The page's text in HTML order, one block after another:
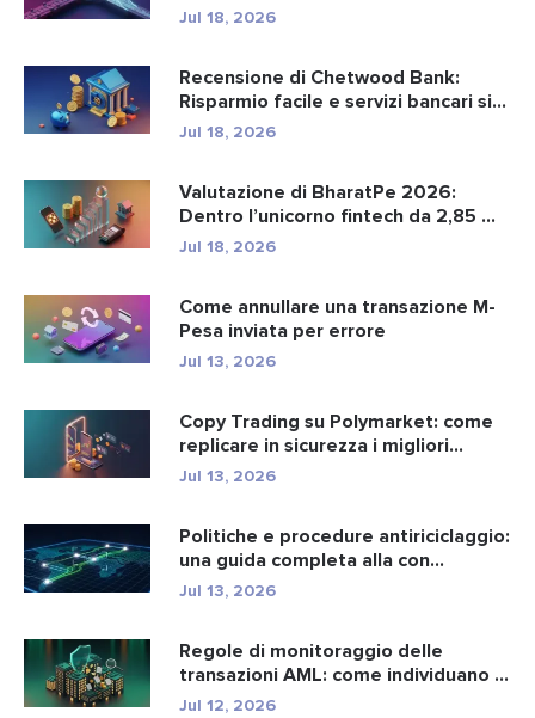
Jul 18, 2026
Recensione di Chetwood Bank:
Risparmio facile e servizi bancari si...
Jul 18, 2026
Valutazione di BharatPe 2026:
Dentro l’unicorno fintech da 2,85 ...
Jul 18, 2026
Come annullare una transazione M-
Pesa inviata per errore
Jul 13, 2026
Copy Trading su Polymarket: come
replicare in sicurezza i migliori...
Jul 13, 2026
Politiche e procedure antiriciclaggio:
una guida completa alla con...
Jul 13, 2026
Regole di monitoraggio delle
transazioni AML: come individuano i
r...
Jul 12, 2026